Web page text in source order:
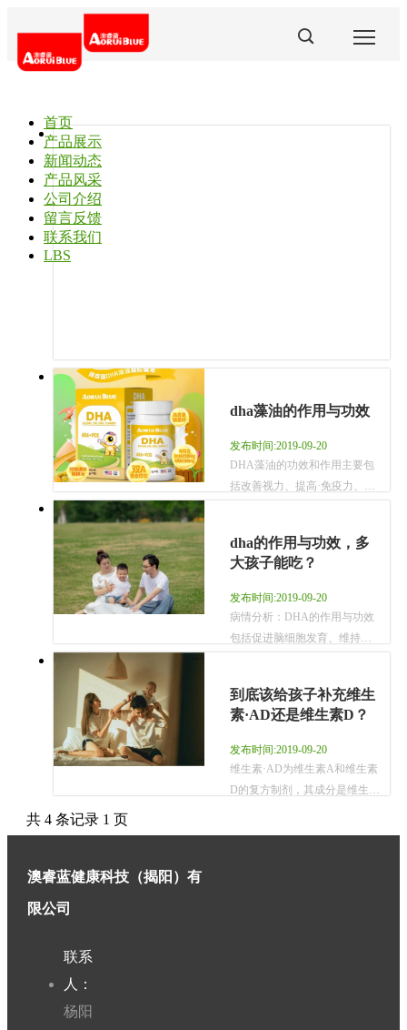
首页
产品展示
新闻动态
产品风采
公司介绍
留言反馈
联系我们
LBS
您
当
前
的
页
>
资
讯
澳
睿
蓝
藻
油
发
布
睿
蓝
藻
油
DHA
是
一
种
以
裂
壶
藻
原
料
取
的
DHA
充
剂，
主
纯
收
的
特
dha藻油的作用与功效
发布时间:2019-09-20
DHA藻油的功效和作用主要包
括改善视力、提高·免疫力、促
指导下合理用药。
dha的作用与功效，多
大孩子能吃？
发布时间:2019-09-20
病情分析：DHA的作用与功效
包括促进脑细胞发育、维持视
细胞发育 DHA是神经传导细胞
的主要成分，参与脑细胞的形
成和发育，对维持大脑功能有
好的帮助。 2、维持视觉功能
DHA还可以促进视网膜感光细
到底该给孩子补充维生
素·AD还是维生素D？
发布时间:2019-09-20
维生素·AD为维生素A和维生素
D的复方制剂，其成分是维生素
共 4 条记录 1 页
澳睿蓝健康科技（揭阳）有
限公司
联系
人：
杨阳